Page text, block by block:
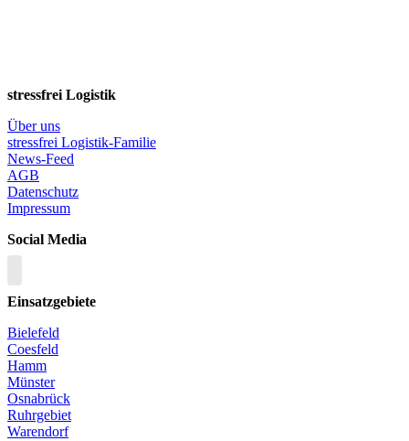
stressfrei Logistik
Über uns
stressfrei Logistik-Familie
News-Feed
AGB
Datenschutz
Impressum
Social Media
Einsatzgebiete
Bielefeld
Coesfeld
Hamm
Münster
Osnabrück
Ruhrgebiet
Warendorf